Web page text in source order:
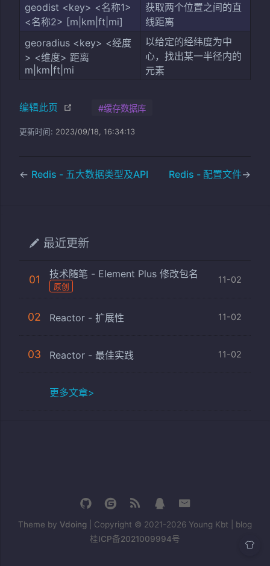
geodist <key> <名称1>
<名称2> [m|km|ft|mi]
获取两个位置之间的直
线距离
georadius <key> <经度
> <维度> 距离
m|km|ft|mi
以给定的经纬度为中
心，找出某一半径内的
元素
编辑此页 (opens new window)
#缓存数据库
更新时间: 2023/09/18, 16:34:13
← Redis - 五大数据类型及API Redis - 配置文件→
最近更新
01 技术随笔 - Element Plus 修改包名
原创
11-02
02 Reactor - 扩展性 11-02
03 Reactor - 最佳实践 11-02
更多文章>
Theme by Vdoing | Copyright © 2021-2026 Young Kbt | blog
桂ICP备2021009994号